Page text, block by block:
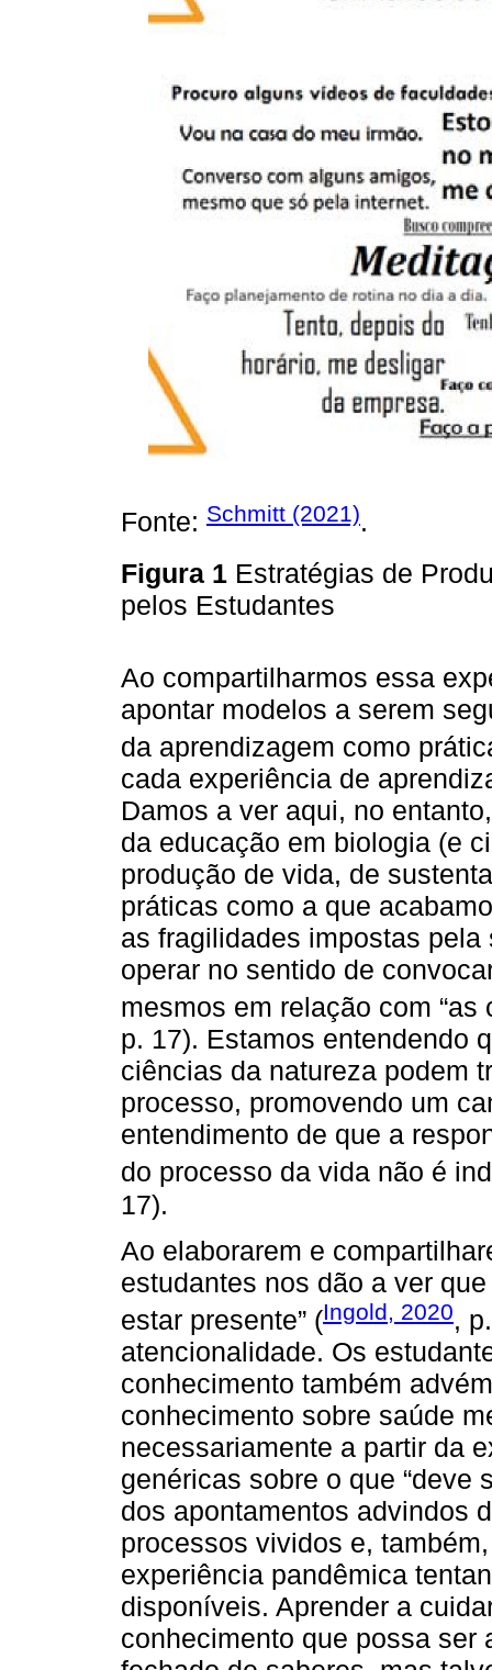
Fonte: Schmitt (2021).
Figura 1 Estratégias de
pelos Estudantes
Ao compartilharmos essa
apontar modelos a serem
da aprendizagem como
cada experiência de
Damos a ver aqui, no
da educação em biologia (e
produção de vida, de
práticas como a que
as fragilidades impostas
operar no sentido de
mesmos em relação com “as
p. 17). Estamos entendendo
ciências da natureza podem
processo, promovendo um
entendimento de que a
do processo da vida não é
17).
Ao elaborarem e
estudantes nos dão a ver
estar presente” (Ingold, 2020,
atencionalidade. Os
conhecimento também
conhecimento sobre saúde
necessariamente a partir da
genéricas sobre o que “deve
dos apontamentos advindos
processos vividos e,
experiência pandêmica
disponíveis. Aprender a
conhecimento que possa ser